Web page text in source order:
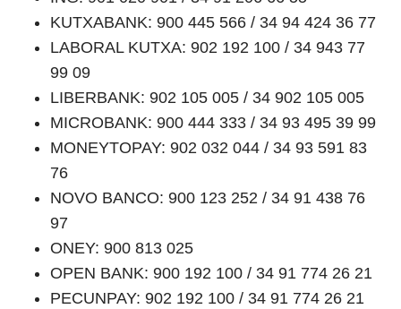
KUTXABANK: 900 445 566 / 34 94 424 36 77
LABORAL KUTXA: 902 192 100 / 34 943 77
99 09
LIBERBANK: 902 105 005 / 34 902 105 005
MICROBANK: 900 444 333 / 34 93 495 39 99
MONEYTOPAY: 902 032 044 / 34 93 591 83
76
NOVO BANCO: 900 123 252 / 34 91 438 76
97
ONEY: 900 813 025
OPEN BANK: 900 192 100 / 34 91 774 26 21
PECUNPAY: 902 192 100 / 34 91 774 26 21